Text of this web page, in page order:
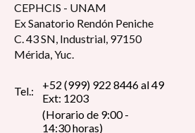
CEPHCIS - UNAM
Ex Sanatorio Rendón Peniche
C. 43 SN, Industrial, 97150
Mérida, Yuc.
Tel.:
+52 (999) 922 8446 al 49
Ext: 1203
(Horario de 9:00 -
14:30 horas)